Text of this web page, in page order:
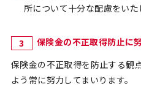
所について⼗分な配慮をいた
保険⾦の不正取得防⽌に努
保険⾦の不正取得を防⽌する観
よう常に努⼒してまいります。